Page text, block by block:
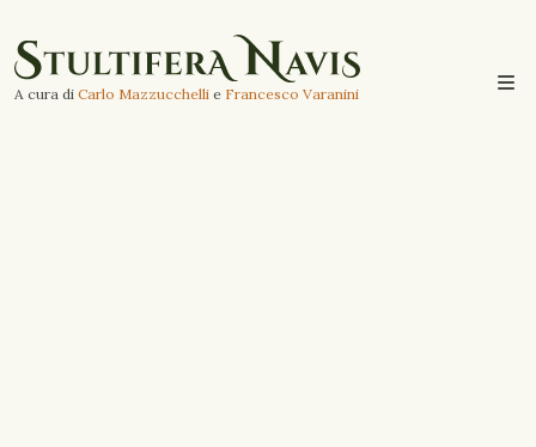
A cura di Carlo Mazzucchelli e Francesco Varanini